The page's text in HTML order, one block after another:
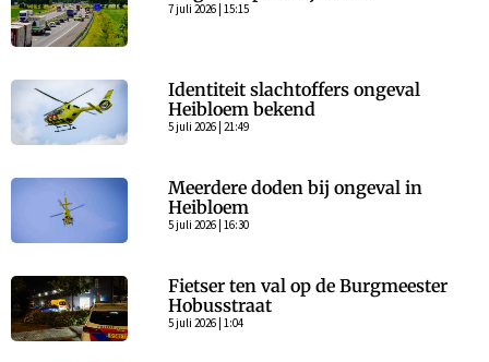
7 juli 2026 | 15:15
Identiteit slachtoffers ongeval
Heibloem bekend
5 juli 2026 | 21:49
Meerdere doden bij ongeval in
Heibloem
5 juli 2026 | 16:30
Fietser ten val op de Burgmeester
Hobusstraat
5 juli 2026 | 1:04